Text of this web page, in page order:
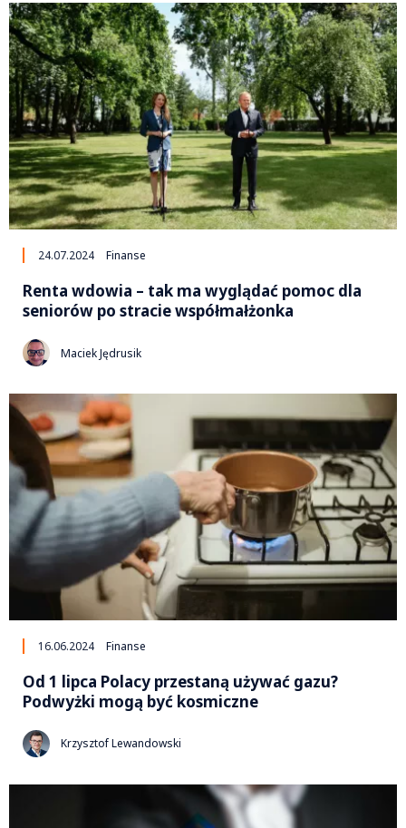
24.07.2024 Finanse
Renta wdowia – tak ma wyglądać pomoc dla
seniorów po stracie współmałżonka
Maciek Jędrusik
16.06.2024 Finanse
Od 1 lipca Polacy przestaną używać gazu?
Podwyżki mogą być kosmiczne
Krzysztof Lewandowski